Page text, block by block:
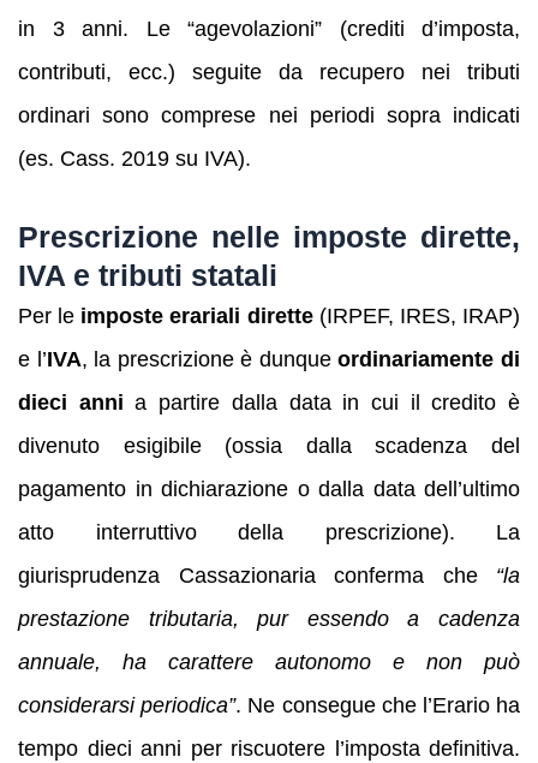
in 3 anni. Le “agevolazioni” (crediti d’imposta,
contributi, ecc.) seguite da recupero nei tributi
ordinari sono comprese nei periodi sopra indicati
(es. Cass. 2019 su IVA).
Prescrizione nelle imposte dirette,
IVA e tributi statali
Per le imposte erariali dirette(IRPEF, IRES, IRAP)
e l’IVA, la prescrizione è dunqueordinariamente di
dieci anni a partire dalla data in cui il credito è
divenuto esigibile (ossia dalla scadenza del
pagamento in dichiarazione o dalla data dell’ultimo
atto interruttivo della prescrizione). La
giurisprudenza Cassazionaria conferma che “la
prestazione tributaria, pur essendo a cadenza
annuale, ha carattere autonomo e non può
considerarsi periodica”. Ne consegue che l’Erario ha
tempo dieci anni per riscuotere l’imposta definitiva.